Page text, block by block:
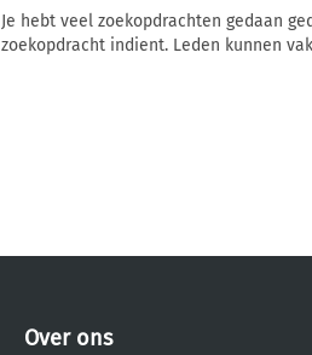
Je hebt veel zoekopdrachten gedaan
zoekopdracht indient. Leden kunnen
Over ons